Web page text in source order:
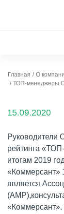
Главная О
15.09.2020
Руководители
рейтинга
итогам 2019
«Коммерсант»
является
«Коммерсант».